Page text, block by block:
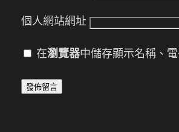
個人網站網址
在瀏覽器中儲存顯示名稱、